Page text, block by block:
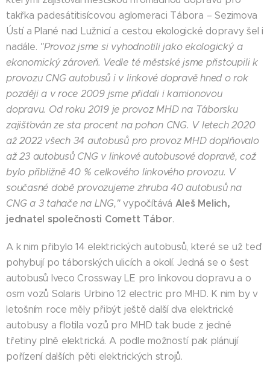
takřka padesátitisícovou aglomeraci Tábora – Sezimova
Ústí a Plané nad Lužnicí a cestou ekologické dopravy šel i
nadále. "Provoz jsme si vyhodnotili jako ekologický a
ekonomický zároveň. Vedle té městské jsme přistoupili k
provozu CNG autobusů i v linkové dopravě hned o rok
později a v roce 2009 jsme přidali i kamionovou
dopravu. Od roku 2019 je provoz MHD na Táborsku
zajišťován ze sta procent na pohon CNG. V letech 2020
až 2022 všech 34 autobusů pro provoz MHD doplňovalo
až 23 autobusů CNG v linkové autobusové dopravě, což
bylo přibližně 40 % celkového linkového provozu. V
současné době provozujeme zhruba 40 autobusů na
CNG a 3 tahače na LNG,"vypočítává Aleš Melich,
jednatel společnosti Comett Tábor.
A k nim přibylo 14 elektrických autobusů, které se už teď
pohybují po táborských ulicích a okolí. Jedná se o šest
autobusů Iveco Crossway LE pro linkovou dopravu a o
osm vozů Solaris Urbino 12 electric pro MHD. K nim by v
letošním roce měly přibýt ještě další dva elektrické
autobusy a flotila vozů pro MHD tak bude z jedné
třetiny plně elektrická. A podle možností pak plánují
pořízení dalších pěti elektrických strojů.